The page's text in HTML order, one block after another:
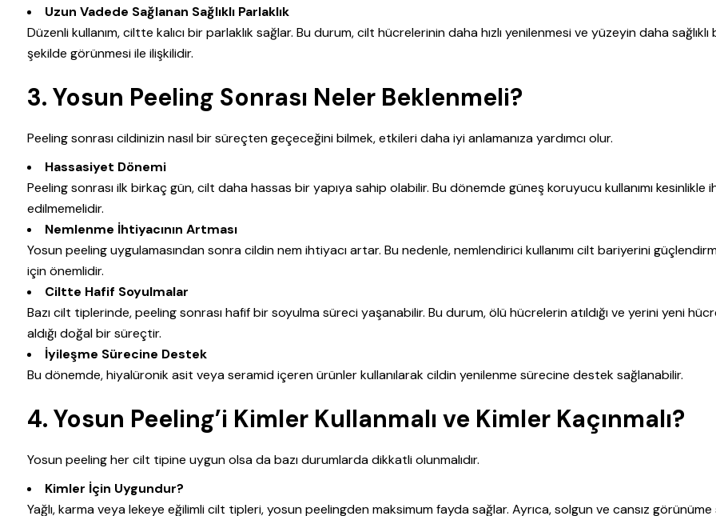
Uzun Vadede Sağlanan Sağlıklı Parlaklık
Düzenli kullanım, ciltte kalıcı bir parlaklık sağlar. Bu durum, cilt hücrelerinin daha hızlı yenilenmesi ve yüzeyin daha sağlıklı
şekilde görünmesi ile ilişkilidir.
3. Yosun Peeling Sonrası Neler Beklenmeli?
Peeling sonrası cildinizin nasıl bir süreçten geçeceğini bilmek, etkileri daha iyi anlamanıza yardımcı olur.
Hassasiyet Dönemi
Peeling sonrası ilk birkaç gün, cilt daha hassas bir yapıya sahip olabilir. Bu dönemde güneş koruyucu kullanımı kesinlikle
edilmemelidir.
Nemlenme İhtiyacının Artması
Yosun peeling uygulamasından sonra cildin nem ihtiyacı artar. Bu nedenle, nemlendirici kullanımı cilt bariyerini
için önemlidir.
Ciltte Hafif Soyulmalar
Bazı cilt tiplerinde, peeling sonrası hafif bir soyulma süreci yaşanabilir. Bu durum, ölü hücrelerin atıldığı ve yerini yeni
aldığı doğal bir süreçtir.
İyileşme Sürecine Destek
Bu dönemde, hiyalüronik asit veya seramid içeren ürünler kullanılarak cildin yenilenme sürecine destek sağlanabilir.
4. Yosun Peeling’i Kimler Kullanmalı ve Kimler Kaçınmalı?
Yosun peeling her cilt tipine uygun olsa da bazı durumlarda dikkatli olunmalıdır.
Kimler İçin Uygundur?
Yağlı, karma veya lekeye eğilimli cilt tipleri, yosun peelingden maksimum fayda sağlar. Ayrıca, solgun ve cansız